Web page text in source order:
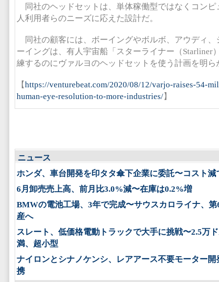
同社のヘッドセットは、単体稼働型ではなくコンピ
人利用者らのニーズに応えた設計だ。
同社の顧客には、ボーイングやボルボ、アウディ、
ーイングは、有人宇宙船「スターライナー（Starliner
練するのにヴァルヨのヘッドセットを使う計画を明
【https://venturebeat.com/2020/08/12/varjo-raises-54-
human-eye-resolution-to-more-industries/】
ニュース
ホンダ、車台開発を印タタ傘下企業に委託〜コスト減
6月卸売売上高、前月比3.0%減〜在庫は0.2%増
BMWの電池工場、3年で完成〜サウスカロライナ、第
産へ
スレート、低価格電動トラックで大手に挑戦〜2.5万
満、超小型
ナイロンとシナノケンシ、レアアース不要モーター開
携